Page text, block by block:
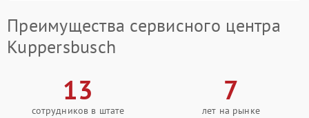
Преимущества сервисного центра
Kuppersbusch
13
сотрудников в штате
7
лет на рынке